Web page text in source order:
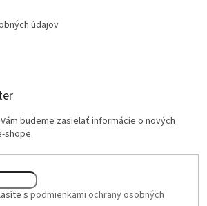
údajov
budeme zasielať informácie o nových
shope.
s podmienkami ochrany osobných